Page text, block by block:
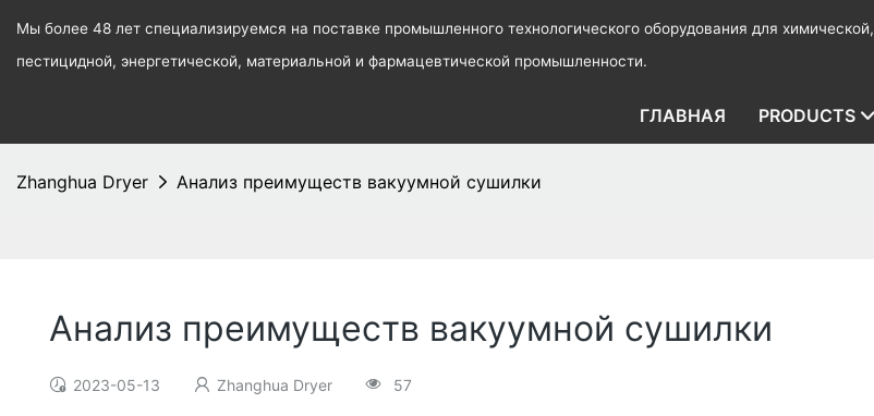
Мы более 48 лет специализируемся на поставке промышленного технологического оборудования для химической,
пестицидной, энергетической, материальной и фармацевтической промышленности.
ГЛАВНАЯ PRODUCTS
Zhanghua Dryer Анализ преимуществ вакуумной сушилки
Анализ преимуществ вакуумной сушилки
2023-05-13 Zhanghua Dryer 57